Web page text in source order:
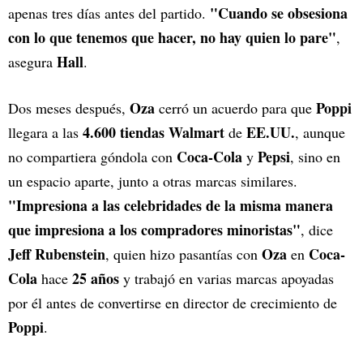
apenas tres días antes del partido. "Cuando se obsesiona
con lo que tenemos que hacer, no hay quien lo pare",
asegura Hall.
Dos meses después, Oza cerró un acuerdo para que Poppi
llegara a las 4.600 tiendas Walmart de EE.UU., aunque
no compartiera góndola con Coca-Cola y Pepsi, sino en
un espacio aparte, junto a otras marcas similares.
"Impresiona a las celebridades de la misma manera
que impresiona a los compradores minoristas", dice
Jeff Rubenstein, quien hizo pasantías con Oza en Coca-
Cola hace 25 años y trabajó en varias marcas apoyadas
por él antes de convertirse en director de crecimiento de
Poppi.